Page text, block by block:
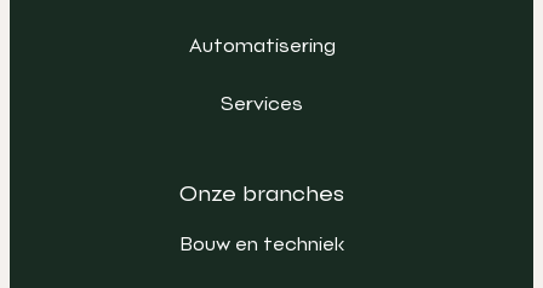
Automatisering
Services
Onze branches
Bouw en techniek